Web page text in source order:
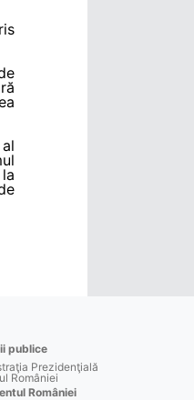
publice
Prezidenţială
României
României